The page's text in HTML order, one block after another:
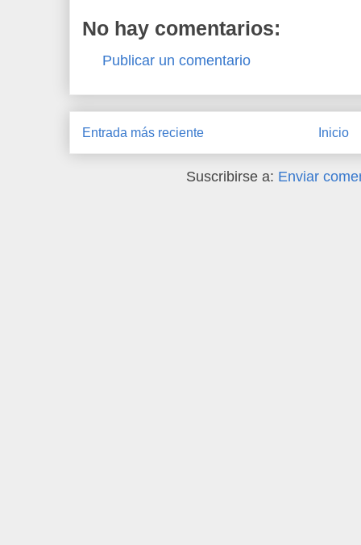
No hay comentarios:
Publicar un comentario
Entrada más reciente Inicio
Suscribirse a: Enviar